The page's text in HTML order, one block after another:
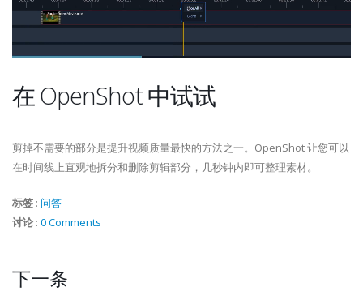
在 OpenShot 中试试
剪掉不需要的部分是提升视频质量最快的方法之一。OpenShot 让您可以
在时间线上直观地拆分和删除剪辑部分，几秒钟内即可整理素材。
标签 : 问答
讨论 : 0 Comments
下一条